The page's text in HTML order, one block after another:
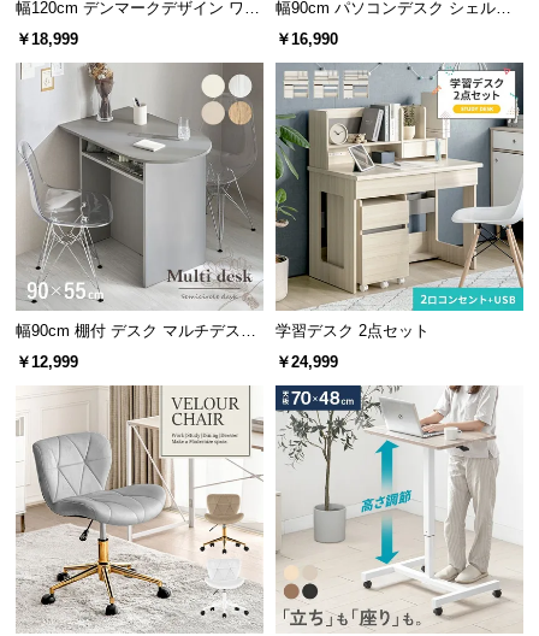
ビ
ス
に
つ
い
搬
入
経
路
い
て
返
品・
キ
ャ
ン
セ
ル
幅120cm デンマークデザイン ワー
クデスク
￥18,999
幅90cm パソコンデスク シェルフ
付き
￥16,990
幅90cm 棚付 デスク マルチデスク
ドレッサー
￥12,999
学習デスク 2点セット
￥24,999